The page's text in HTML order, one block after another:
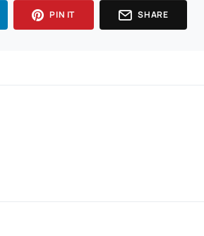
PIN IT SHARE